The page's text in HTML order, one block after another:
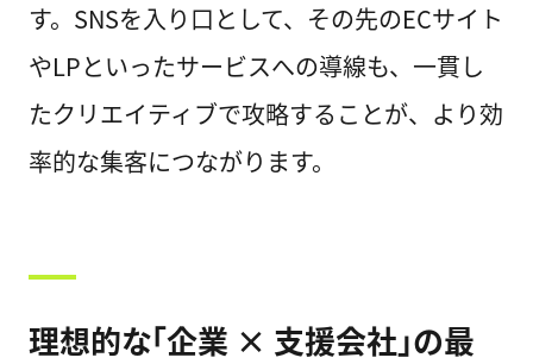
す。SNSを入り口として、その先のECサイト
やLPといったサービスへの導線も、一貫し
たクリエイティブで攻略することが、より効
率的な集客につながります。
理想的な「企業 × 支援会社」の最